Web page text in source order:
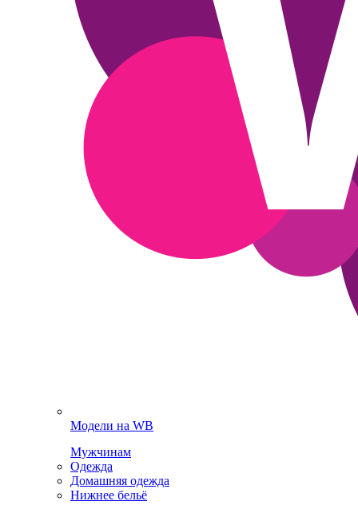
Модели на WB
Мужчинам
Одежда
Домашняя одежда
Нижнее бельё